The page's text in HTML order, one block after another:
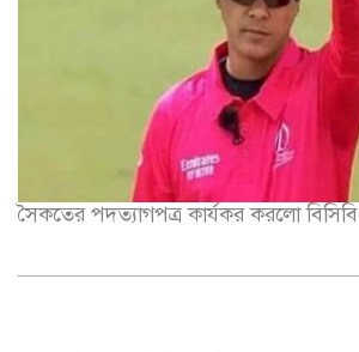
সৈকতের পদত্যাগপত্র কার্যকর করলো বিসিবি